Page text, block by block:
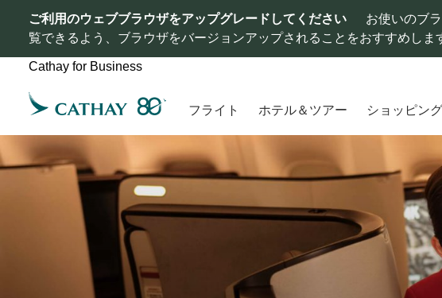
ご利用のウェブブラウザをアップグレードしてください
お使いのブ
覧できるよう、ブラウザをバージョンアップされることをおすすめしま
Cathay for Business
フライト ホテル＆ツアー ショッピング